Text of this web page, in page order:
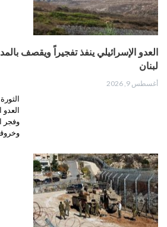
العدو الإسرائيلي ينفذ تفجيراً ويقصف
لبنان
أغسطس 9, 2026
العدو
وفجر